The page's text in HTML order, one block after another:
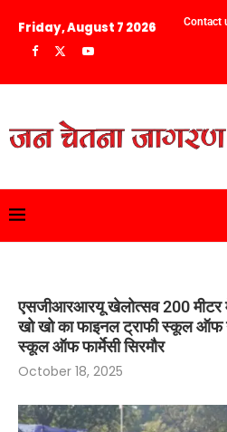
Friday, August 7 2026 Contact
एसजीआरआरयू खेलोत्सव 200 मीटर
खो खो का फाइनल ट्राफी स्कूल ऑफ
स्कूल ऑफ फार्मेसी सिरमौर
October 18, 2025